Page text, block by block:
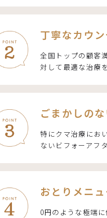
丁寧なカウ
全国トップの顧客
対して最適な治療
ごまかしの
特にクマ治療にお
ないビフォーアフ
おとりメニ
0円のような極端